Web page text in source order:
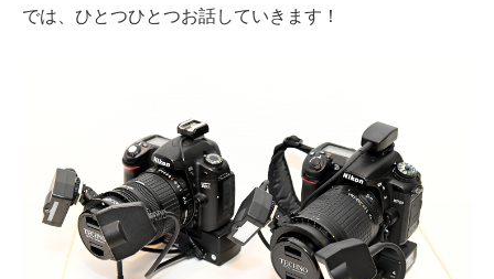
では、ひとつひとつお話していきます！